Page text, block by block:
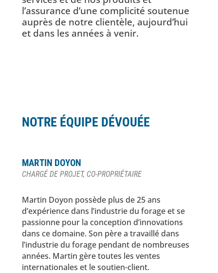
l’assurance d’une complicité soutenue
auprès de notre clientèle, aujourd’hui
et dans les années à venir.
NOTRE ÉQUIPE DÉVOUÉE
MARTIN DOYON
CHARGÉ DE PROJET, CO-PROPRIÉTAIRE
Martin Doyon possède plus de 25 ans
d’expérience dans l’industrie du forage et se
passionne pour la conception d’innovations
dans ce domaine. Son père a travaillé dans
l’industrie du forage pendant de nombreuses
années. Martin gère toutes les ventes
internationales et le soutien-client.